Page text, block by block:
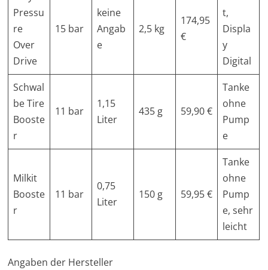
Pressu
re
Over
Drive
15 bar
keine
Angab
e
2,5 kg
174,95
€
t,
Displa
y
Digital
Schwal
be Tire
Booste
r
11 bar
1,15
Liter
435 g 59,90 €
Tanke
ohne
Pump
e
Milkit
Booste
r
11 bar
0,75
Liter
150 g 59,95 €
Tanke
ohne
Pump
e, sehr
leicht
Angaben der Hersteller